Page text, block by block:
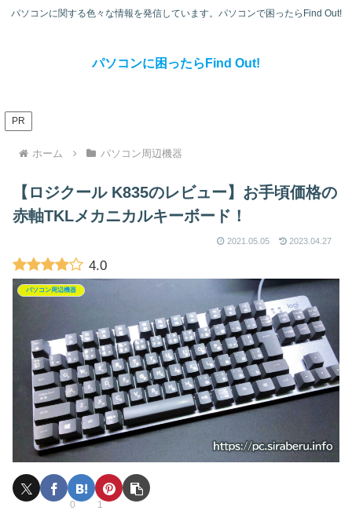
パソコンに関する色々な情報を発信しています。パソコンで困ったらFind Out!
パソコンに困ったらFind Out!
PR
ホーム パソコン周辺機器
【ロジクール K835のレビュー】お手頃価格の
赤軸TKLメカニカルキーボード！
2021.05.05 2023.04.27
4.0
パソコン周辺機器
0 1